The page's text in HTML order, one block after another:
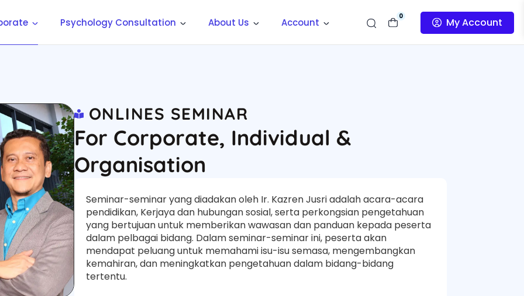
0 My Account
Psychology Consultation About Us Account
ONLINES SEMINAR
For Corporate, Individual &
Organisation
Seminar-seminar yang diadakan oleh Ir. Kazren Jusri adalah acara-acara
pendidikan, Kerjaya dan hubungan sosial, serta perkongsian pengetahuan
yang bertujuan untuk memberikan wawasan dan panduan kepada peserta
dalam pelbagai bidang. Dalam seminar-seminar ini, peserta akan
mendapat peluang untuk memahami isu-isu semasa, mengembangkan
kemahiran, dan meningkatkan pengetahuan dalam bidang-bidang
tertentu.